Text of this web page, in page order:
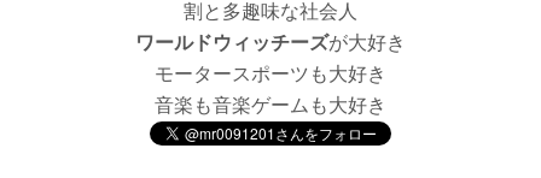
割と多趣味な社会人
ワールドウィッチーズが大好き
モータースポーツも大好き
音楽も音楽ゲームも大好き